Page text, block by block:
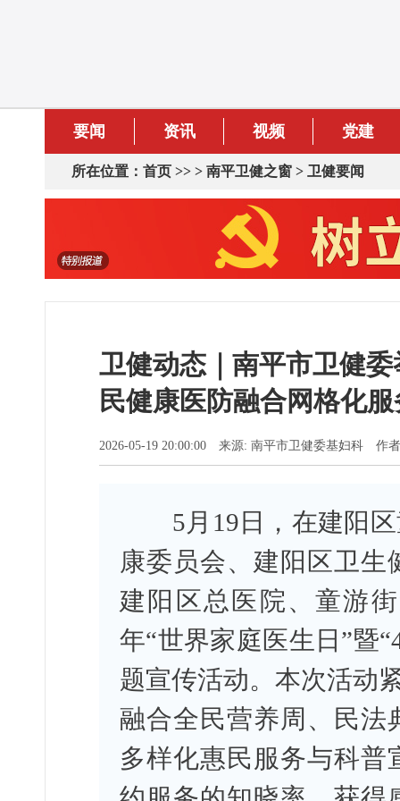
要闻 资讯 视频 党建
所在位置： 首页 >> > 南平卫健之窗 > 卫健要闻
卫健动态｜南平市卫健
民健康医防融合网格化
2026-05-19 20:00:00 来源: 南平市卫健委基妇科 作
5月19日，在建阳区
康委员会、建阳区卫
建阳区总医院、童游
年“世界家庭医生日”暨
题宣传活动。本次活动
融合全民营养周、民法
多样化惠民服务与科